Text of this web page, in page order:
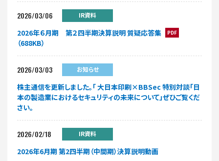
2026/03/06 IR資料
2026年６月期 第２四半期決算説明 質疑応答集 PDF
（688KB）
2026/03/03 お知らせ
株主通信を更新しました。「 大日本印刷×BBSec 特別対談「日
本の製造業におけるセキュリティの未来について」ぜひご覧くだ
さい。
2026/02/18 IR資料
2026年6月期 第2四半期（中間期）決算説明動画